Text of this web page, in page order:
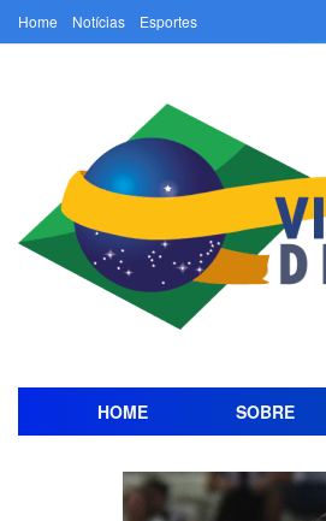
Home Notícias Esportes
HOME SOBRE